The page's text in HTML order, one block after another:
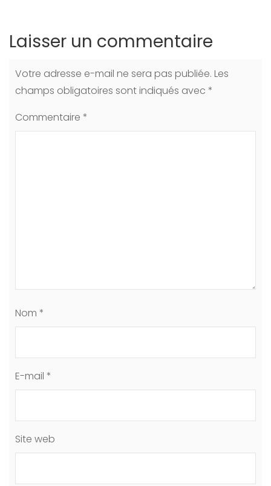
Laisser un commentaire
Votre adresse e-mail ne sera pas publiée. Les
champs obligatoires sont indiqués avec *
Commentaire *
Nom *
E-mail *
Site web